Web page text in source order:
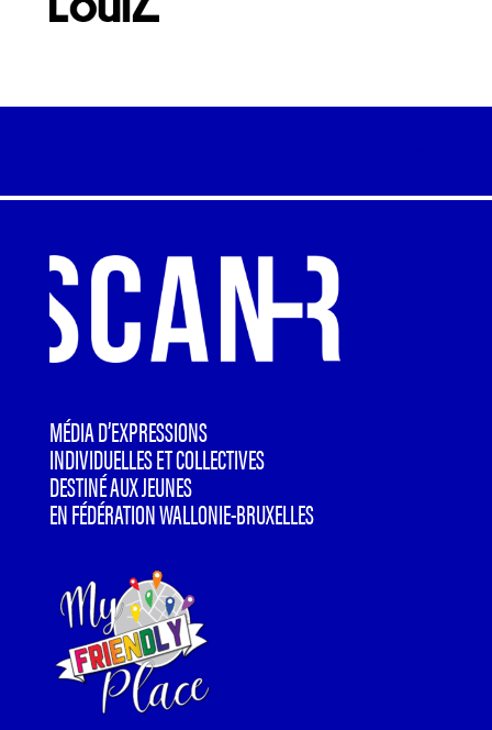
MÉDIA D’EXPRESSIONS
INDIVIDUELLES ET COLLECTIVES
DESTINÉ AUX JEUNES
EN FÉDÉRATION WALLONIE-BRUXELLES